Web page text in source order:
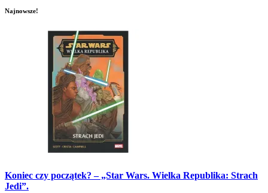
Najnowsze!
Koniec czy początek? – „Star Wars. Wielka Republika: Strach
Jedi”.